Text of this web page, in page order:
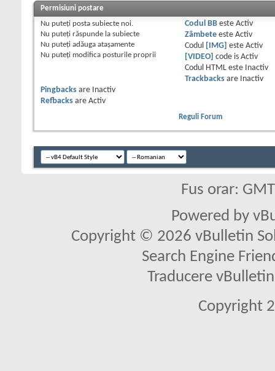
Permisiuni postare
Nu puteţi posta subiecte noi.
Nu puteţi răspunde la subiecte
Nu puteţi adăuga ataşamente
Nu puteţi modifica posturile proprii
Codul BBeste Activ
Zâmbeteeste Activ
Codul
[IMG] este Activ
[VIDEO] code is Activ
Codul HTML este
Inactiv
Trackbacksare
Inactiv
Pingbacks are
Inactiv
Refbacks are Activ
Reguli Forum
Fus orar:
Powered by
Copyright © 2026 vBulletin
Search Engine
Traducere
Copyright